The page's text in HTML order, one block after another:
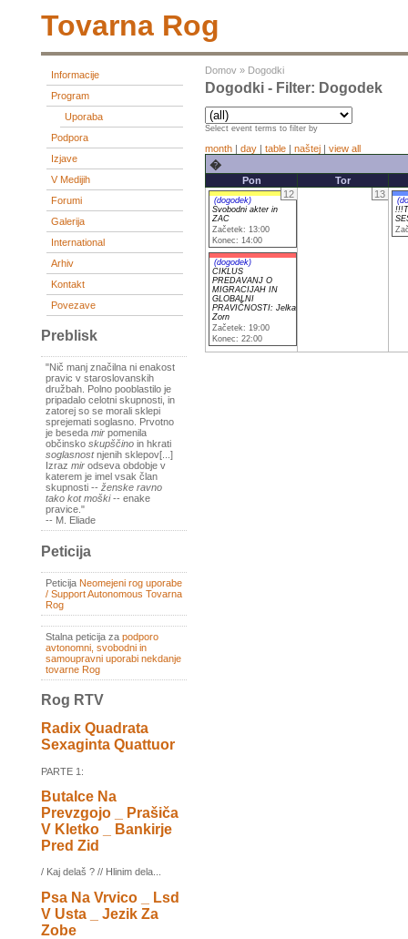
Tovarna Rog
Informacije
Program
Uporaba
Podpora
Izjave
V Medijih
Forumi
Galerija
International
Arhiv
Kontakt
Povezave
Preblisk
"Nič manj značilna ni enakost
pravic v staroslovanskih
družbah. Polno pooblastilo je
pripadalo celotni skupnosti, in
zatorej so se morali sklepi
sprejemati soglasno. Prvotno
je beseda mir pomenila
občinsko skupščino in hkrati
soglasnostnjenih sklepov[...]
Izraz mir odseva obdobje v
katerem je imel vsak član
skupnosti -- ženske ravno
tako kot moški-- enake
pravice."
-- M. Eliade
Peticija
Peticija Neomejeni rog uporabe
/ Support Autonomous Tovarna
Rog
Stalna peticija za podporo
avtonomni, svobodni in
samoupravni uporabi nekdanje
tovarne Rog
Rog RTV
Radix Quadrata
Sexaginta Quattuor
PARTE 1:
Butalce Na
Prevzgojo _ Prašiča
V Kletko _ Bankirje
Pred Zid
/ Kaj delaš ? // Hlinim dela...
Psa Na Vrvico _ Lsd
V Usta _ Jezik Za
Zobe
Domov » Dogodki
Dogodki - Filter: Dogodek
Select event terms to filter by
month | day | table | naštej | view all
�
Pon
Tor
12
(dogodek)
Svobodni akter in
ZAC
Začetek: 13:00
Konec: 14:00
(dogodek)
CIKLUS
PREDAVANJ O
MIGRACIJAH IN
GLOBALNI
PRAVIČNOSTI: Jelka
Zorn
Začetek: 19:00
Konec: 22:00
13